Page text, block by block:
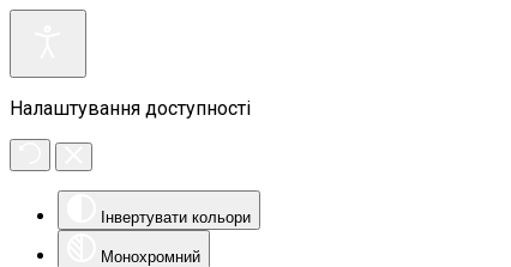
Налаштування доступності
Інвертувати кольори
Монохромний